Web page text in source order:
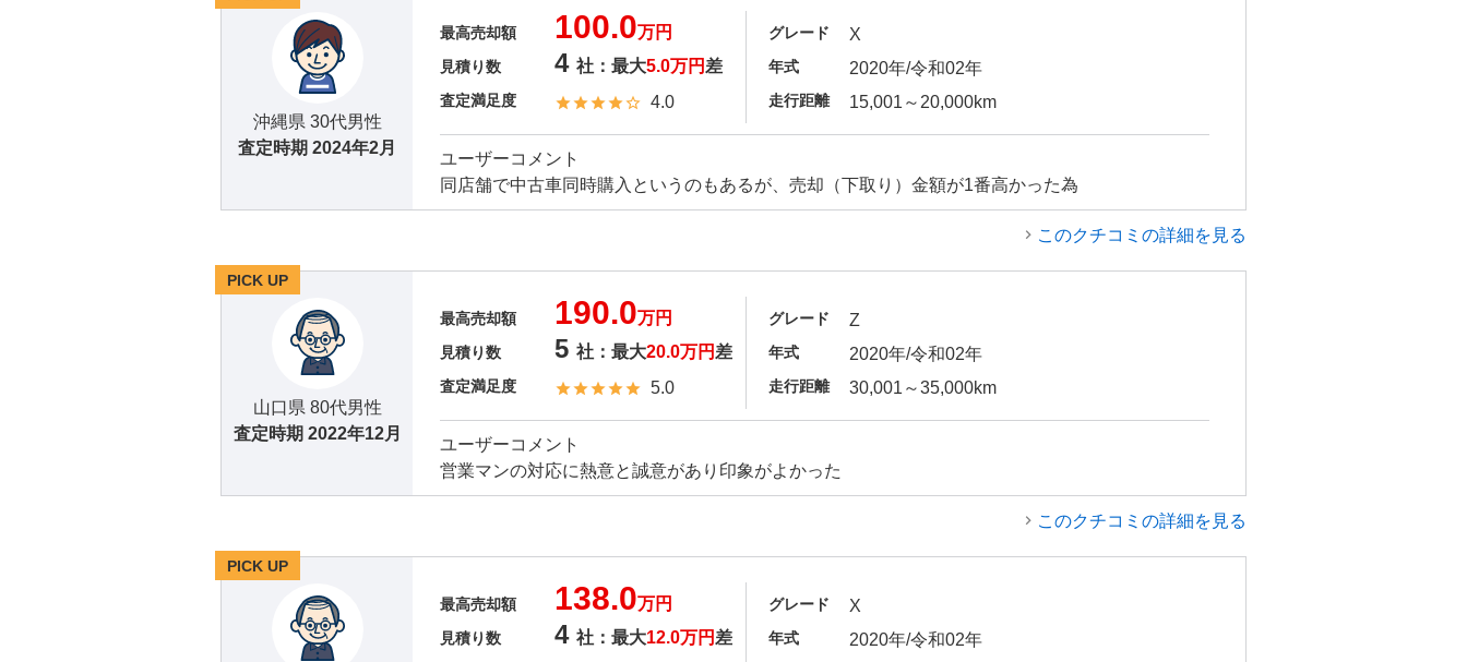
沖縄県 30代男性
査定時期 2024年2月
最高売却額 100.0万円
見積り数 4 社：最大5.0万円 差
査定満足度 4.0
グレード X
年式 2020年/令和02年
走行距離 15,001～20,000km
ユーザーコメント
同店舗で中古車同時購入というのもあるが、売却（下取り）金額が1番高かった為
このクチコミの詳細を見る
PICK UP
山口県 80代男性
査定時期 2022年12月
最高売却額 190.0万円
見積り数 5 社：最大20.0万円 差
査定満足度 5.0
グレード Z
年式 2020年/令和02年
走行距離 30,001～35,000km
ユーザーコメント
営業マンの対応に熱意と誠意があり印象がよかった
このクチコミの詳細を見る
PICK UP
最高売却額 138.0万円
見積り数 4 社：最大12.0万円 差
グレード X
年式 2020年/令和02年